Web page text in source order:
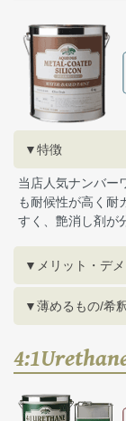
▼特徴
当店人気ナンバー
も耐候性が高く耐
すく、艶消し剤が
▼メリット・デメ
▼薄めるもの/希